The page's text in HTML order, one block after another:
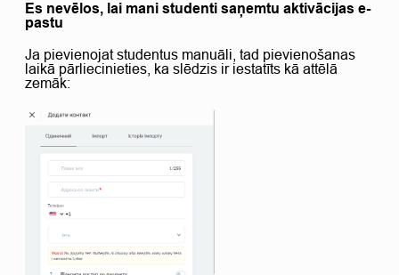
Es nevēlos, lai mani studenti saņemtu aktivācijas e-
pastu
Ja pievienojat studentus manuāli, tad pievienošanas
laikā pārliecinieties, ka slēdzis ir iestatīts kā attēlā
zemāk: